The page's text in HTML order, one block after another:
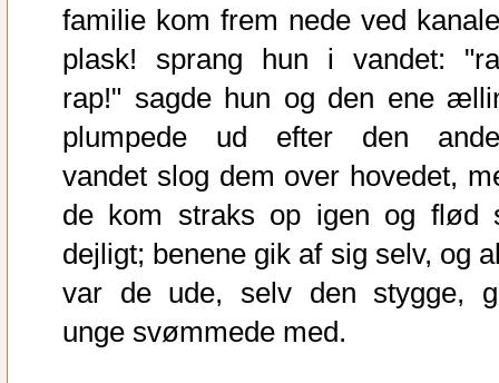
familie kom frem nede ved
plask! sprang hun i vandet:
rap!" sagde hun og den ene
plumpede ud efter den
vandet slog dem over hovedet,
de kom straks op igen og flød
dejligt; benene gik af sig selv, og
var de ude, selv den stygge,
unge svømmede med.